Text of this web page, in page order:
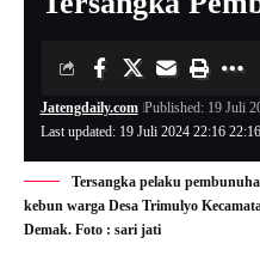
Last updated: 19 Juli 2024 22:16 22:16
Jatengdaily.com Published: 19 Juli
Tersangka pelaku
kebun warga Desa Trimulyo
Demak. Foto : sari jati